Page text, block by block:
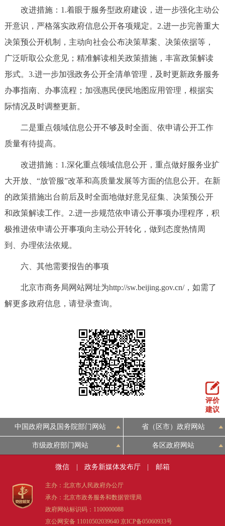
改进措施：1.着眼于服务型政府建设，进一步强化主动公
开意识，严格落实政府信息公开各项规定。2.进一步完善重大
决策预公开机制，主动向社会公布决策草案、决策依据等，
广泛听取公众意见；精准解读相关政策措施，丰富政策解读
形式。3.进一步加强政务公开全清单管理，及时更新政务服务
办事指南、办事流程；加强惠民便民地图应用管理，根据实
际情况及时调整更新。
二是重点领域信息公开不够及时全面、依申请公开工作
质量有待提高。
改进措施：1.深化重点领域信息公开，重点做好服务业扩
大开放、“放管服”改革和高质量发展等方面的信息公开。在新
的政策措施出台前后及时全面地做好意见征集、决策预公开
和政策解读工作。2.进一步规范依申请公开事项办理程序，积
极推进依申请公开事项向主动公开转化，做到态度热情周
到、办理依法依规。
六、其他需要报告的事项
北京市商务局网站网址为http://sw.beijing.gov.cn/，如需了
解更多政府信息，请登录查询。
评价
建议
中国政府网及国务院部门网站 省（区市）政府网站
市级政府部门网站 各区政府网站
微信 政务新媒体发布厅 邮箱
主办：北京市人民政府办公厅
承办：北京市政务服务和数据管理局
政府网站标识码：1100000088
京公网安备 11010502039640 京ICP备05060933号